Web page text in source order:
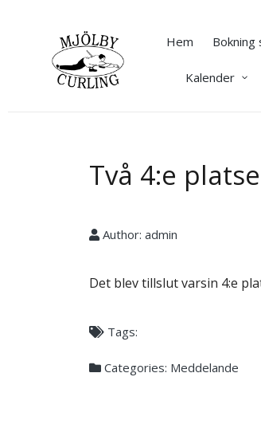
Hem
Kalender
Två 4:e
Author: admin
Det blev tillslut varsin 4:e
Tags:
Categories: Meddelande